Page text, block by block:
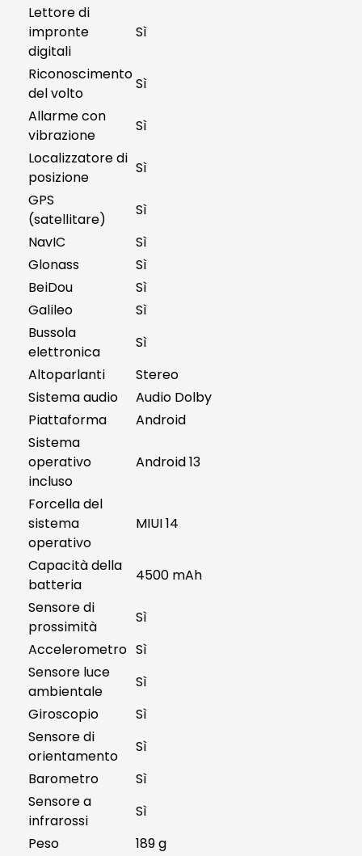
Lettore di
impronte
digitali
Sì
Riconoscimento
del volto
Sì
Allarme con
vibrazione
Sì
Localizzatore di
posizione
Sì
GPS
(satellitare)
Sì
NavIC
Sì
Glonass
Sì
BeiDou
Sì
Galileo
Sì
Bussola
elettronica
Sì
Altoparlanti
Stereo
Sistema audio
Audio Dolby
Piattaforma
Android
Sistema
operativo
incluso
Android 13
Forcella del
sistema
operativo
MIUI 14
Capacità della
batteria
4500 mAh
Sensore di
prossimità
Sì
Accelerometro Sì
Sensore luce
ambientale
Sì
Giroscopio
Sì
Sensore di
orientamento
Sì
Barometro
Sì
Sensore a
infrarossi
Sì
Peso
189 g